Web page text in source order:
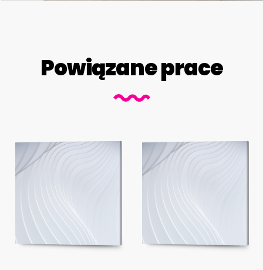
Powiązane prace